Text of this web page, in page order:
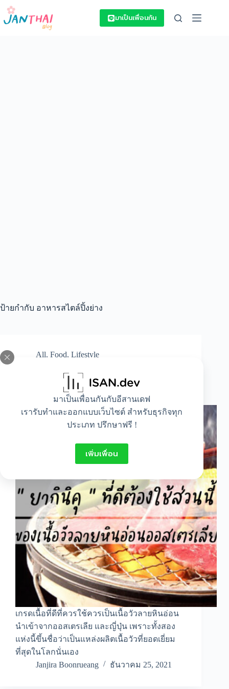
Skip
content
มาเป็นเพื่อนกันกับอีสานเดฟ
เรารับทำและออกแบบเว็บไซต์ สำหรับธุรกิจทุก
ประเภท ปรึกษาฟรี !
เพิ่มเพื่อน
มาเป็นเพื่อนกัน
ป้ายกำกับ อาหารสไตล์ปิ้งย่าง
All, Food, Lifestyle
ยากินิคุที่ดี ต้องใช้ส่วนนี้ของเนื้อวัวลายหินอ่อน
เกรดเนื้อที่ดีที่ควรใช้ควรเป็นเนื้อวัวลายหินอ่อน
นำเข้าจากออสเตรเลีย และญี่ปุ่น เพราะทั้งสอง
แห่งนี้ขึ้นชื่อว่าเป็นแหล่งผลิตเนื้อวัวที่ยอดเยี่ยม
ที่สุดในโลกนั่นเอง
Janjira Boonrueang
ธันวาคม 25, 2021